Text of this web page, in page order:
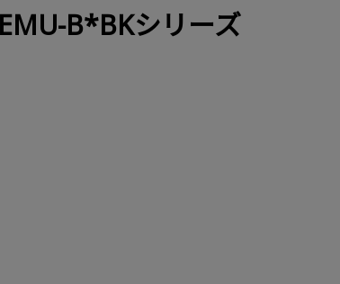
B*BKシリーズ